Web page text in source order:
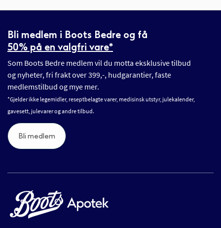
Bli medlem i Boots Bedre og få
50% på en valgfri vare*
Som Boots Bedre medlem vil du motta eksklusive tilbud
og nyheter, fri frakt over 399,-, hudgarantier, faste
medlemstilbud og mye mer.
*Gjelder ikke legemidler, reseptbelagte varer, medisinsk utstyr, julekalender,
gavesett, julevarer og andre tilbud.
Bli medlem